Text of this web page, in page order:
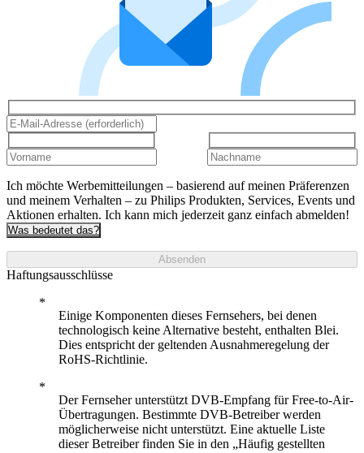
Ich möchte Werbemitteilungen – basierend auf meinen Präferenzen
und meinem Verhalten – zu Philips Produkten, Services, Events und
Aktionen erhalten. Ich kann mich jederzeit ganz einfach abmelden!
Was bedeutet das?
Absenden
Haftungsausschlüsse
Einige Komponenten dieses Fernsehers, bei denen
technologisch keine Alternative besteht, enthalten Blei.
Dies entspricht der geltenden Ausnahmeregelung der
RoHS-Richtlinie.
Der Fernseher unterstützt DVB-Empfang für Free-to-Air-
Übertragungen. Bestimmte DVB-Betreiber werden
möglicherweise nicht unterstützt. Eine aktuelle Liste
dieser Betreiber finden Sie in den „Häufig gestellten